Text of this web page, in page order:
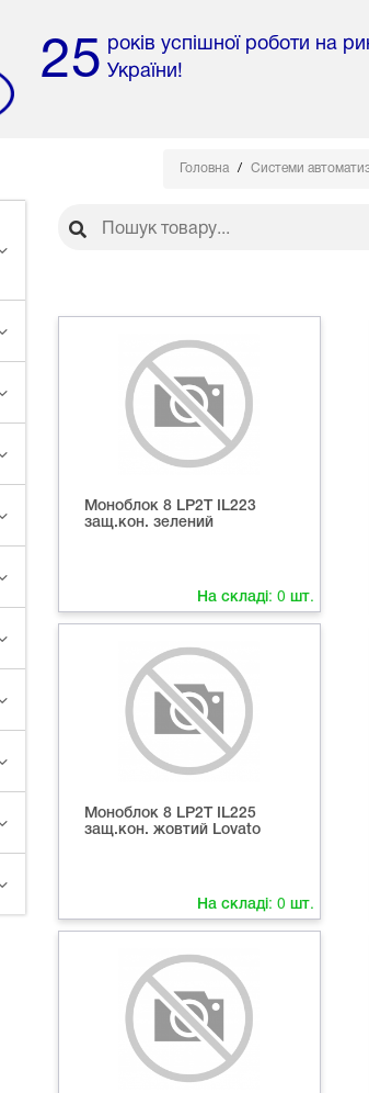
25 років успішної роботи на
України!
Головна Системи
Моноблок 8 LP2T IL223
защ.кон. зелений
На складі: 0 шт.
Моноблок 8 LP2T IL225
защ.кон. жовтий Lovato
На складі: 0 шт.